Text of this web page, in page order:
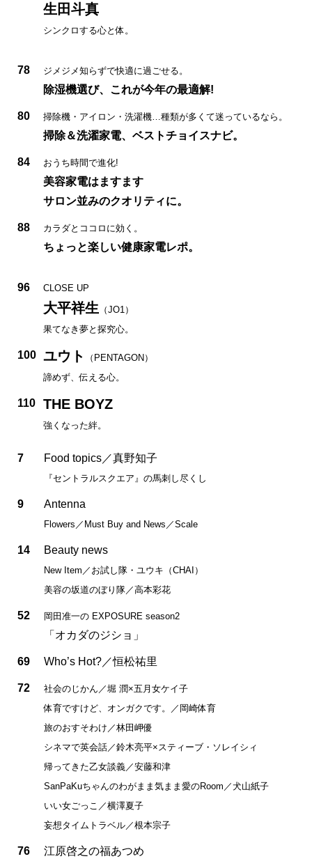
生田斗真
シンクロする心と体。
78 ジメジメ知らずで快適に過ごせる。
除湿機選び、これが今年の最適解!
80 掃除機・アイロン・洗濯機…種類が多くて迷っているなら。
掃除＆洗濯家電、ベストチョイスナビ。
84 おうち時間で進化!
美容家電はますます
サロン並みのクオリティに。
88 カラダとココロに効く。
ちょっと楽しい健康家電レポ。
96 CLOSE UP
大平祥生 （JO1）
果てなき夢と探究心。
100 ユウト
（PENTAGON）
諦めず、伝える心。
110 THE BOYZ
強くなった絆。
7 Food topics／真野知子
『セントラルスクエア』の馬刺し尽くし
9 Antenna
Flowers／Must Buy and News／Scale
14 Beauty news
New Item／お試し隊・ユウキ（CHAI）
美容の坂道のぼり隊／高本彩花
52 岡田准一の EXPOSURE season2
「オカダのジショ」
69 Who’s Hot?／恒松祐里
72
社会のじかん／堀 潤×五月女ケイ子
体育ですけど、オンガクです。／岡崎体育
旅のおすそわけ／林田岬優
シネマで英会話／鈴木亮平×スティーブ・ソレイシィ
帰ってきた乙女談義／安藤和津
SanPaKuちゃんのわがまま気まま愛のRoom／犬山紙子
いい女ごっこ／横澤夏子
妄想タイムトラベル／根本宗子
76 江原啓之の福あつめ